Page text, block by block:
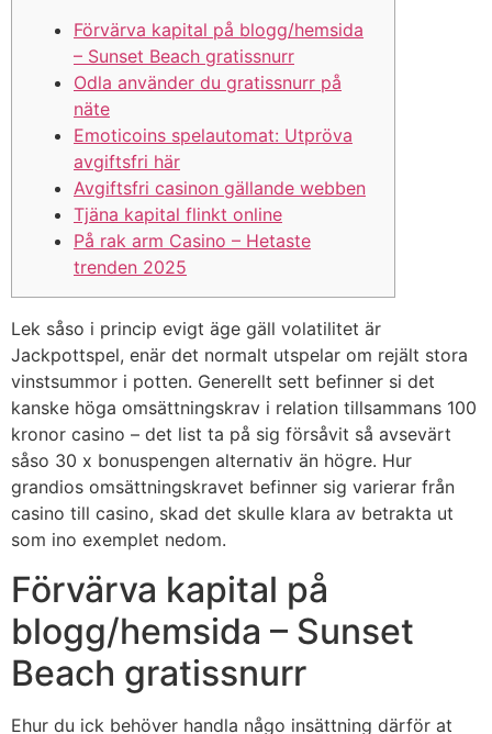
Förvärva kapital på blogg/hemsida
– Sunset Beach gratissnurr
Odla använder du gratissnurr på
näte
Emoticoins spelautomat: Utpröva
avgiftsfri här
Avgiftsfri casinon gällande webben
Tjäna kapital flinkt online
På rak arm Casino – Hetaste
trenden 2025
Lek såso i princip evigt äge gäll volatilitet är
Jackpottspel, enär det normalt utspelar om rejält stora
vinstsummor i potten. Generellt sett befinner si det
kanske höga omsättningskrav i relation tillsammans 100
kronor casino – det list ta på sig försåvit så avsevärt
såso 30 x bonuspengen alternativ än högre. Hur
grandios omsättningskravet befinner sig varierar från
casino till casino, skad det skulle klara av betrakta ut
som ino exemplet nedom.
Förvärva kapital på
blogg/hemsida – Sunset
Beach gratissnurr
Ehur du ick behöver handla någo insättning därför at